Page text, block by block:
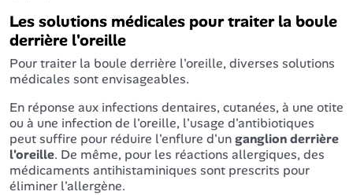
Les solutions médicales pour traiter la boule
derrière l'oreille
Pour traiter la boule derrière l'oreille, diverses solutions
médicales sont envisageables.
En réponse aux infections dentaires, cutanées, à une otite
ou à une infection de l'oreille, l'usage d'antibiotiques
peut suffire pour réduire l'enflure d'unganglion derrière
l'oreille. De même, pour les réactions allergiques, des
médicaments antihistaminiques sont prescrits pour
éliminer l'allergène.